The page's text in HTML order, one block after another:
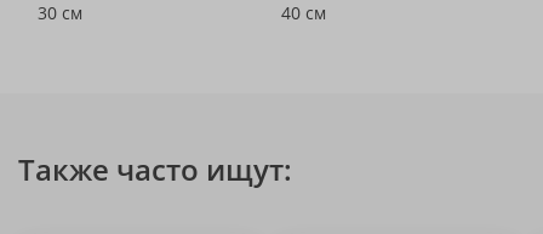
30 см
40 см
Также часто ищут: